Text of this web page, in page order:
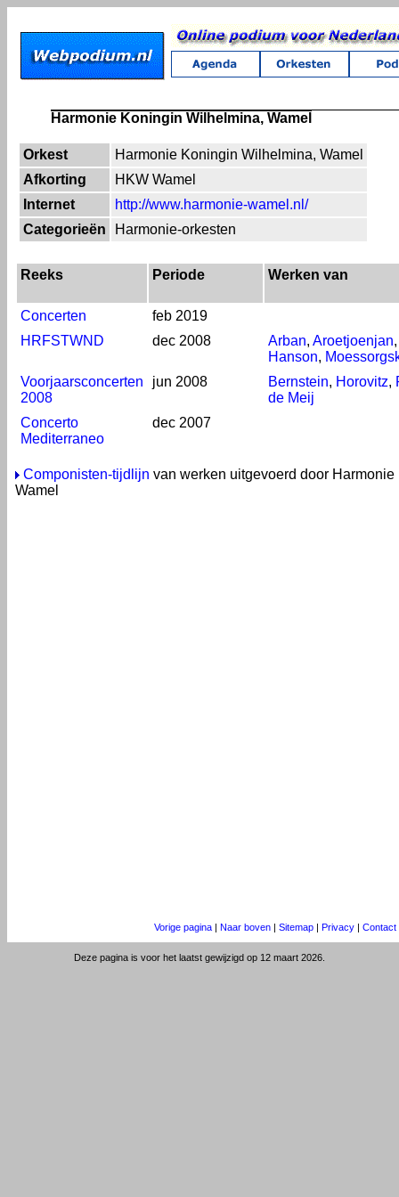
Harmonie Koningin Wilhelmina, Wamel
Orkest
Harmonie Koningin Wilhelmina, Wamel
Afkorting
HKW Wamel
Internet
http://www.harmonie-wamel.nl/
Categorieën
Harmonie-orkesten
Reeks Periode Werken van
Concerten
feb 2019
HRFSTWND
dec 2008 Arban, Aroetjoenjan,
Hanson,
Voorjaarsconcerten
2008
jun 2008 Bernstein, Horovitz,
de Meij
Concerto
Mediterraneo
dec 2007
Componisten-tijdlijn van werken uitgevoerd door
Wamel
Vorige pagina | Naar boven | Sitemap | Privacy | Contact
Deze pagina is voor het laatst gewijzigd op 12 maart 2026.